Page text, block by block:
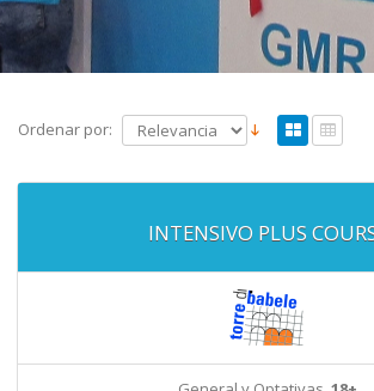
Ordenar por:
INTENSIVO PLUS